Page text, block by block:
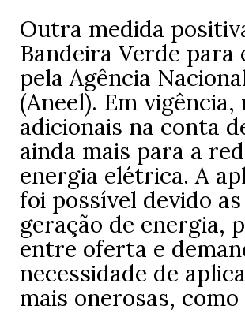
Outra medida
Bandeira Verde
pela Agência
(Aneel). Em
adicionais na conta
ainda mais para a
energia elétrica. A
foi possível devido
geração de energia,
entre oferta e
necessidade de
mais onerosas,